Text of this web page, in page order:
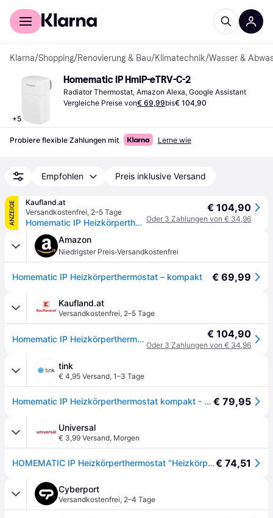
Für Shopper
Klarna/Shopping/Renovierung & Bau/Klimatechnik/Wasser &
+5
Homematic IP HmIP-eTRV-C-2
Radiator Thermostat, Amazon Alexa, Google Assistant
Vergleiche Preise von€ 69,99bis€ 104,90
Probiere flexible Zahlungen mit Lerne wie
Empfohlen Preis inklusive Versand
ANZEIGE
Kaufland.at
Versandkostenfrei, 2–5 Tage
Homematic IP Heizkörperthermostat weiß kompakt M30x1,5 smart und manipulationssicher 155648A0
€ 104,90
Oder 3 Zahlungen von € 34,96
Amazon
Niedrigster Preis·Versandkostenfrei
Homematic IP Heizkörperthermostat – kompakt € 69,99
Kaufland.at
Versandkostenfrei, 2–5 Tage
Homematic IP Heizkörperthermostat weiß kompakt M30x1,5 smart und manipulationssicher 155648A0 € 104,90
Oder 3 Zahlungen von € 34,96
tink
€ 4,95 Versand, 1–3 Tage
Homematic IP Heizkörperthermostat kompakt - Weiß € 79,95
Universal
€ 3,99 Versand, Morgen
HOMEMATIC IP Heizkörperthermostat "Heizkörperthermostat – kompakt (V2)", weiß, B:16cm H:12cm T:20cm, Heizkörperthermostate, Heizkörperthermostat€ 74,51
Cyberport
Versandkostenfrei, 2–4 Tage